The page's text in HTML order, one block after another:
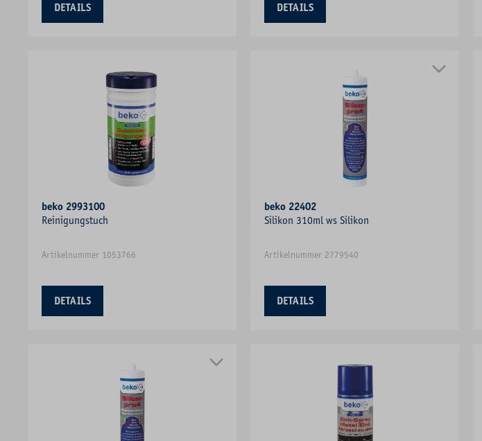
DETAILS DETAILS
beko 2993100
Reinigungstuch
Artikelnummer 1053766
DETAILS
beko 22402
Silikon 310ml ws Silikon
Artikelnummer 2779540
DETAILS